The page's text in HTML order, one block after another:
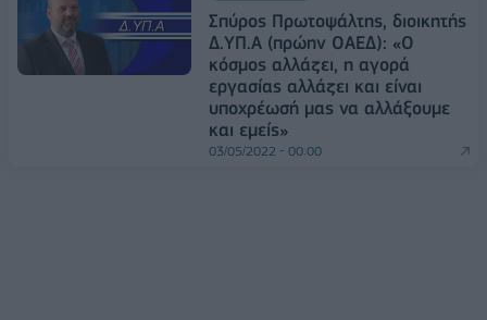
Σπύρος Πρωτοψάλτης, διοικητής
Δ.ΥΠ.Α (πρώην ΟΑΕΔ): «Ο
κόσμος αλλάζει, η αγορά
εργασίας αλλάζει και είναι
υποχρέωσή μας να αλλάξουμε
και εμείς»
03/05/2022 - 00:00